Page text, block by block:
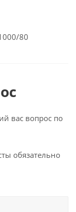
80
вас вопрос по
обязательно